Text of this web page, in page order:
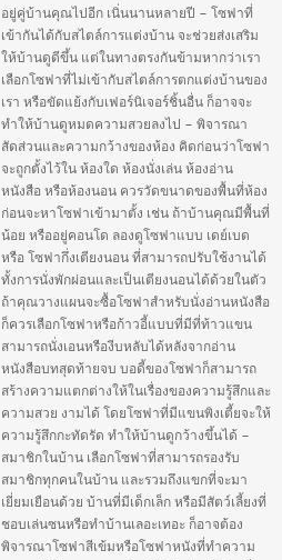
อยู่คู่บ้านคุณไปอีก เนิ่นนานหลายปี – โซฟาที่
เข้ากันได้กับสไตล์การแต่งบ้าน จะช่วยส่งเสริม
ให้บ้านดูดีขึ้น แต่ในทางตรงกันข้ามหากว่าเรา
เลือกโซฟาที่ไม่เข้ากับสไตล์การตกแต่งบ้านของ
เรา หรือขัดแย้งกับเฟอร์นิเจอร์ชิ้นอื่น ก็อาจจะ
ทำให้บ้านดูหมดความสวยลงไป – พิจารณา
สัดส่วนและความกว้างของห้อง คิดก่อนว่าโซฟา
จะถูกตั้งไว้ใน ห้องใด ห้องนั่งเล่น ห้องอ่าน
หนังสือ หรือห้องนอน ควรวัดขนาดของพื้นที่ห้อง
ก่อนจะหาโซฟาเข้ามาตั้ง เช่น ถ้าบ้านคุณมีพื้นที่
น้อย หรืออยู่คอนโด ลองดูโซฟาแบบ เดย์เบด
หรือ โซฟากึ่งเตียงนอน ที่สามารถปรับใช้งานได้
ทั้งการนั่งพักผ่อนและเป็นเตียงนอนได้ด้วยในตัว
ถ้าคุณวางแผนจะซื้อโซฟาสำหรับนั่งอ่านหนังสือ
ก็ควรเลือกโซฟาหรือก้าวอี้แบบที่มีที่ท้าวแขน
สามารถนั่งเอนหรืองีบหลับได้หลังจากอ่าน
หนังสือบทสุดท้ายจบ บอดี้ของโซฟาก็สามารถ
สร้างความแตกต่างให้ในเรื่องของความรู้สึกและ
ความสวย งามได้ โดยโซฟาที่มีแขนพิงเตี้ยจะให้
ความรู้สึกกะทัดรัด ทำให้บ้านดูกว้างขึ้นได้ –
สมาชิกในบ้าน เลือกโซฟาที่สามารถรองรับ
สมาชิกทุกคนในบ้าน และรวมถึงแขกที่จะมา
เยี่ยมเยือนด้วย บ้านที่มีเด็กเล็ก หรือมีสัตว์เลี้ยงที่
ชอบเล่นซนหรือทำบ้านเลอะเทอะ ก็อาจต้อง
พิจารณาโซฟาสีเข้มหรือโซฟาหนังที่ทำความ